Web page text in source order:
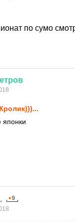
по сумо
Кролик)))...
японки